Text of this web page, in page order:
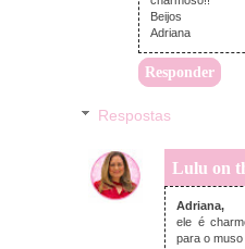
Beijos
Adriana
Responder
Respostas
Lulu on
Adriana,
ele é
para o muso